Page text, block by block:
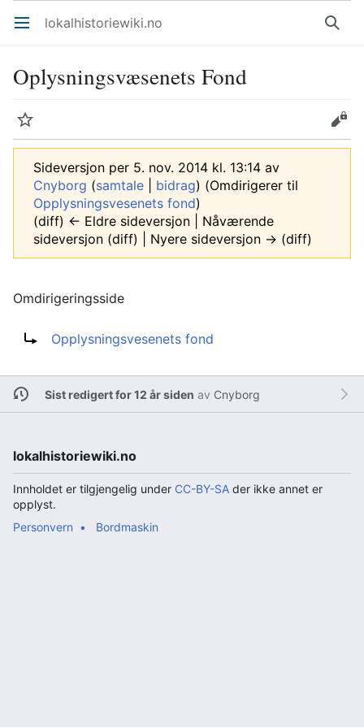
Åpne hovedmenyen lokalhistoriewiki.no Søk
Oplysningsvæsenets Fond
Overvåk Rediger
Sideversjon per 5. nov. 2014 kl. 13:14 av
Cnyborg (samtale bidrag) (Omdirigerer til
Opplysningsvesenets fond)
(diff) ← Eldre sideversjon | Nåværende
sideversjon (diff) | Nyere sideversjon → (diff)
Omdirigeringsside
Opplysningsvesenets fond
Sist redigert for 12 år siden av Cnyborg
lokalhistoriewiki.no
Innholdet er tilgjengelig under CC-BY-SA der ikke annet er
opplyst.
Personvern
Bordmaskin